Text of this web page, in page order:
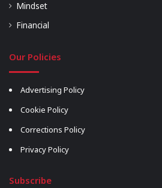
Mindset
Financial
Our Policies
Advertising Policy
Cookie Policy
Corrections Policy
Privacy Policy
Subscribe